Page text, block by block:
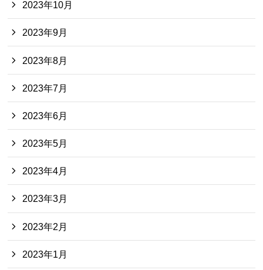
2023年10月
2023年9月
2023年8月
2023年7月
2023年6月
2023年5月
2023年4月
2023年3月
2023年2月
2023年1月